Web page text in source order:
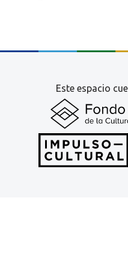
Este espacio